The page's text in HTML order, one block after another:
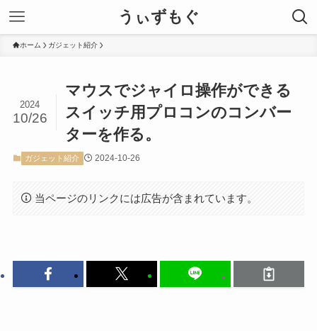
うぃずもぐ
ホーム ガジェット紹介
マウスでジャイロ操作ができる
スイッチ用プロコンのコンバー
ターを作る。
2024
10/26
ガジェット紹介 2024-10-26
当ページのリンクには広告が含まれています。